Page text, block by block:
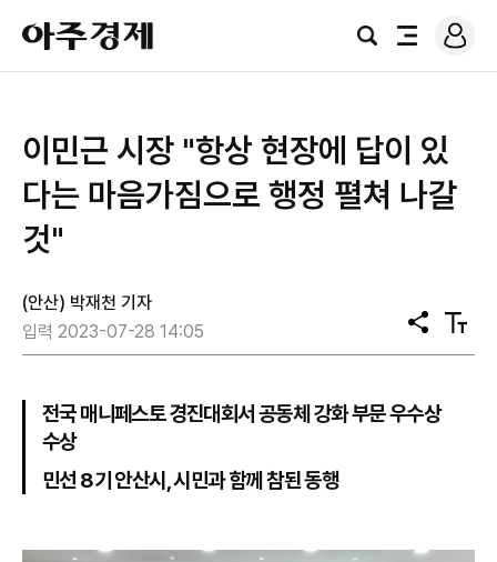
아
주
경
검
전
로
그
이민근 시장 "항상 현장에 답이 있
다는 마음가짐으로 행정 펼쳐 나갈
것"
(안산) 박재천 기자
입력 2023-07-28 14:05
공
유
텍
스
전국 매니페스토 경진대회서 공동체 강화 부문 우수상
수상
민선 8기 안산시, 시민과 함께 참된 동행